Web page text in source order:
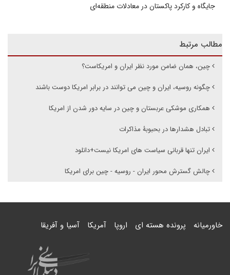
جایگاه و کارکرد پاکستان در معادلات منطقه‌ای
مطالب مرتبط
چین، همان ضامن مورد نظر ایران و امریکاست؟
چگونه روسیه، ایران و چین می توانند در برابر امریکا دوست باشند
همکاری موشکی عربستان و چین در سایه دور شدن از امریکا
تبادل هشدارها در بحبوبۀ مذاکرات
ایران تنها قربانی سیاست های امریکا نیست+دانلود
چالش گسترش محور ایران - روسیه - چین برای امریکا
خاورمیانه پرونده هسته ای اروپا آمریکا آسیا و آفریقا